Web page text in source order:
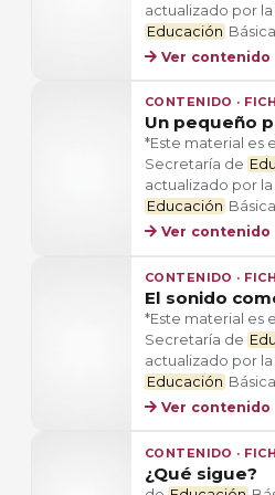
actualizado por
Educación Básica
Ver contenido
CONTENIDO ·
Un pequeño
*Este material es
Secretaría de
actualizado por
Educación Básica
Ver contenido
CONTENIDO ·
El sonido
*Este material es
Secretaría de
actualizado por
Educación Básica
Ver contenido
CONTENIDO ·
¿Qué sigue?